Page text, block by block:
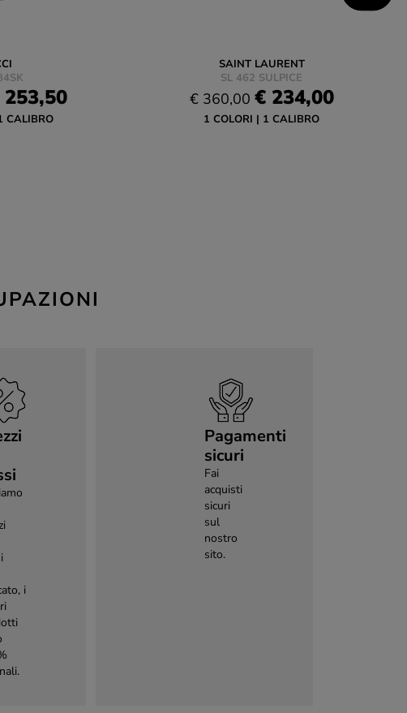
253,50
CALIBRO
SAINT LAURENT
SL 462 SULPICE
€ 360,00 € 234,00
1 COLORI 1 CALIBRO
i
Pagamenti
sicuri
Fai
acquisti
sicuri
sul
nostro
sito.